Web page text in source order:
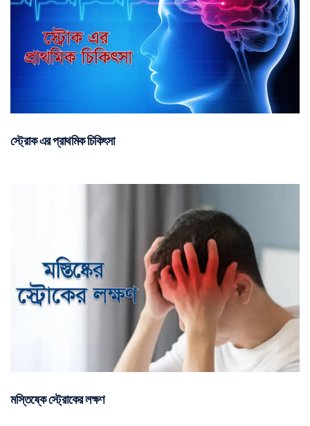
স্ট্রোক এর প্রাথমিক চিকিৎসা
মস্তিষ্কে স্ট্রোকের লক্ষণ